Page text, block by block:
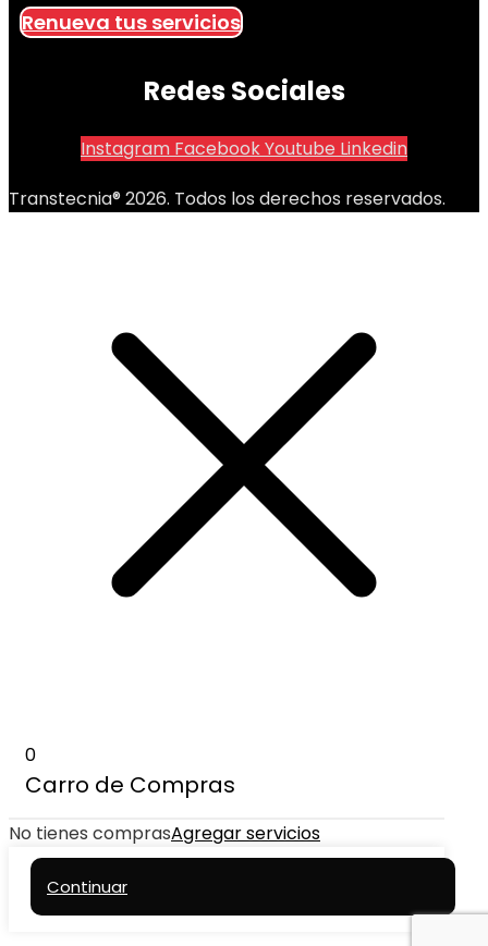
Renueva tus servicios
Redes Sociales
Instagram FacebookYoutube Linkedin
Transtecnia® 2026. Todos los derechos reservados.
0
Carro de Compras
No tienes comprasAgregar servicios
Continuar